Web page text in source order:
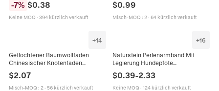
Geflochtenes Seil Buntes Zubehör
-7% $0.38
Keine MOQ · 394 kürzlich verkauft
Handgewebtes Makramee
Bastelmaterial
$0.99
Misch-MOQ : 2· 64 kürzlich verkauft
+14
Geflochtener Baumwollfaden
Chinesischer Knotenfaden
Schmuckherstellung Armband DIY
Schnur Feine Spule Buntes
Zubehör
$2.07
Misch-MOQ : 2· 56 kürzlich verkauft
+16
Naturstein Perlenarmband Mit
Legierung Hundepfote
Pfotenabdruck Anhänger Herren
Damen Unisex Elastisches
Handketten Armband Schmuck
$0.39-2.33
Keine MOQ · 124 kürzlich verkauft